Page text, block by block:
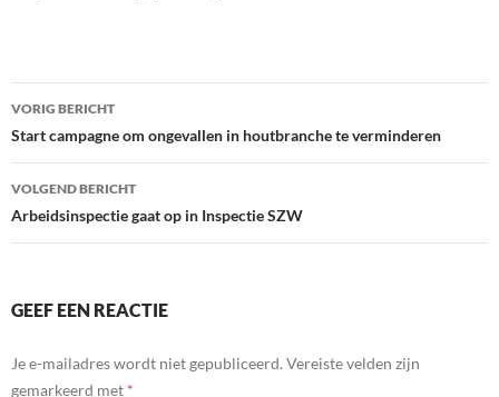
Bericht
navigatie
VORIG BERICHT
Start campagne om ongevallen in houtbranche te verminderen
VOLGEND BERICHT
Arbeidsinspectie gaat op in Inspectie SZW
GEEF EEN REACTIE
Je e-mailadres wordt niet gepubliceerd. Vereiste velden zijn
gemarkeerd met *